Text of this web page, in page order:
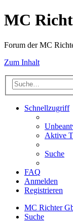
MC
Forum der MC
Zum Inhalt
Schnellzugriff
Aktive
Suche
FAQ
Anmelden
Registrieren
MC Richter
Suche